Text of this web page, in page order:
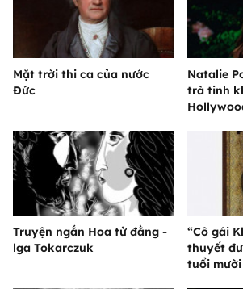
Mặt trời thi ca của nước
Đức
Natalie
trà tinh
Truyện ngắn Hoa tử đằng -
lga Tokarczuk
“Cô gái
thuyết
tuổi